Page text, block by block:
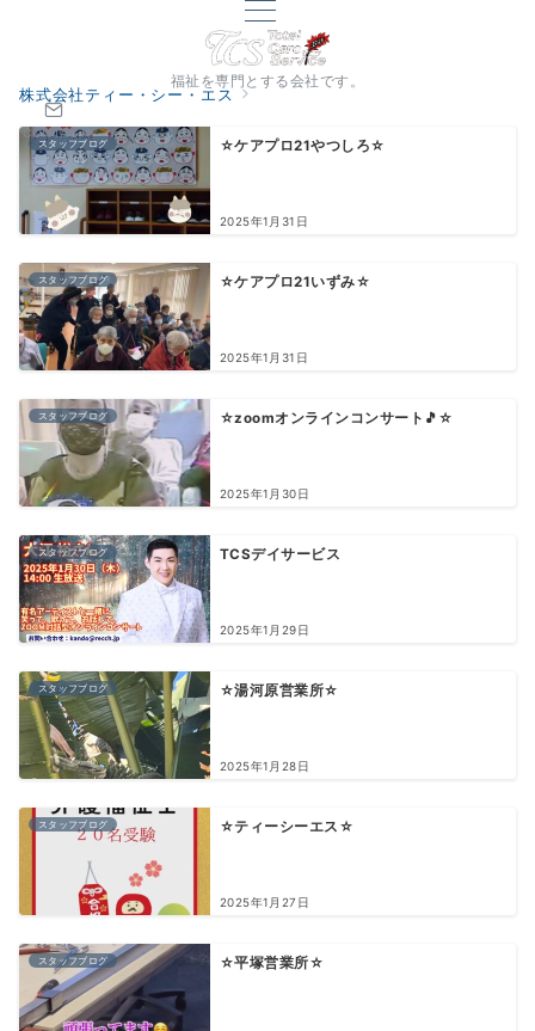
福祉を専門とする会社です。
CONTACT
株式会社ティー・シー・エス
スタッフブログ ☆ケアプロ21やつしろ☆
2025年1月31日
スタッフブログ ☆ケアプロ21いずみ☆
2025年1月31日
スタッフブログ ☆zoomオンラインコンサート🎵☆
2025年1月30日
スタッフブログ TCSデイサービス
2025年1月29日
スタッフブログ ☆湯河原営業所☆
2025年1月28日
スタッフブログ ☆ティーシーエス☆
2025年1月27日
スタッフブログ ☆平塚営業所☆